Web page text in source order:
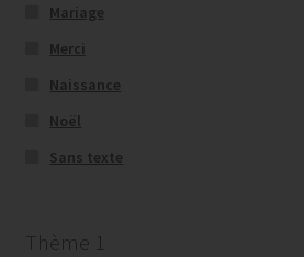
Mariage
Merci
Naissance
Noël
Sans texte
Thème 1